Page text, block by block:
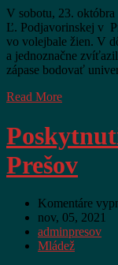
V sobotu, 23.
Ľ. Podjavorinskej v
vo volejbale žien. V
a jednoznačne
zápase bodovať
Read More
Prešov
Komentáre
nov, 05, 2021
adminpresov
Mládež